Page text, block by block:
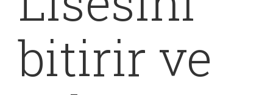
bitirir ve